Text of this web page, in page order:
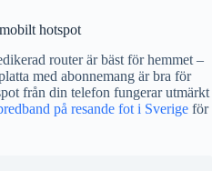
hotspot
router är bäst för hemmet –
med abonnemang är bra för
från din telefon fungerar utmärkt
på resande fot i Sverige för